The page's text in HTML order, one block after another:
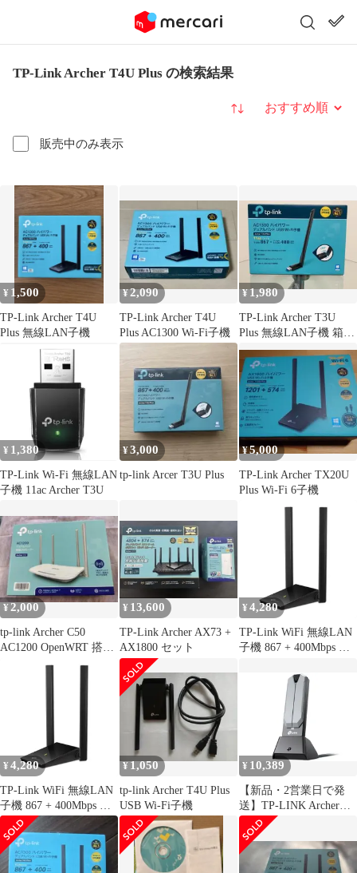
TP-Link Archer T4U Plus の検索結果
販売中のみ表示
並び替え
¥ 1,500
TP-Link Archer T4U
Plus 無線LAN子機
¥2,090
TP-Link Archer T4U
Plus AC1300 Wi-Fi子機
¥1,980
TP-Link Archer T3U
Plus 無線LAN子機 箱・
CD付
¥ 1,380
TP-Link Wi-Fi 無線LAN
子機 11ac Archer T3U
¥3,000
tp-link Arcer T3U Plus
¥5,000
TP-Link Archer TX20U
Plus Wi-Fi 6子機
¥2,000
tp-link Archer C50
AC1200 OpenWRT 搭載
¥ 13,600
TP-Link Archer AX73 +
AX1800 セット
¥ 4,280
TP-Link WiFi 無線LAN
子機 867 + 400Mbps 規
バンド MU-MIMO対応
USB3.0 ３年保証 Archer
¥ 4,280
TP-Link WiFi 無線LAN
子機 867 + 400Mbps 規
格値 11ac 11n デュアル
バンド MU-MIMO対応
USB3.0 ３年保証 Archer
T4U Plus
¥1,050
tp-link Archer T4U Plus
USB Wi-Fi子機
¥ 10,389
【新品・2営業日で発
送】TP-LINK Archer
TBE400UH(ARCHER
TBE400UH)